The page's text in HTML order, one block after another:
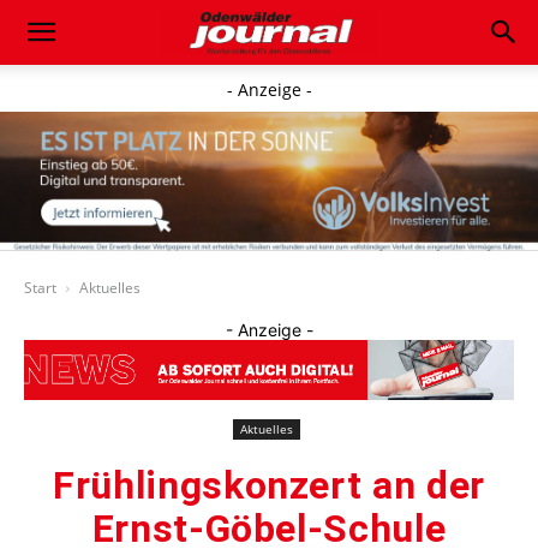
- Anzeige -
Start Aktuelles
- Anzeige -
Aktuelles
Frühlingskonzert an der
Ernst-Göbel-Schule